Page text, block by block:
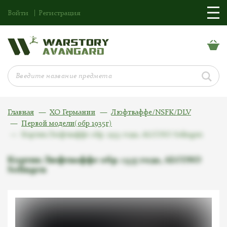
Войти Регистрация
Главная ХО Германии
Люфтваффе/NSFK/DLV
Первой модели(обр 1935г)
Кортик Люфтваффе обр. 1935 года, ALCOSO
Solingen